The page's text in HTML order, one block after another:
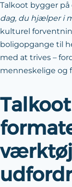
Talkoot bygger
dag, du hjælper i
kulturel
boligopgange til
med at trives –
menneskelige og